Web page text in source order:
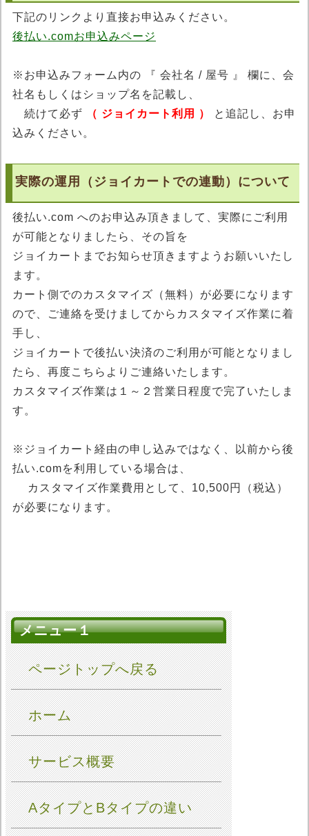
下記のリンクより直接お申込みください。
後払い.comお申込みページ
※お申込みフォーム内の 『 会社名 / 屋号 』 欄に、会
社名もしくはショップ名を記載し、
続けて必ず （ ジョイカート利用 ）
と追記し、お申
込みください。
実際の運用（ジョイカートでの連動）について
後払い.com へのお申込み頂きまして、実際にご利用
が可能となりましたら、その旨を
ジョイカートまでお知らせ頂きますようお願いいたし
ます。
カート側でのカスタマイズ（無料）が必要になります
ので、ご連絡を受けましてからカスタマイズ作業に着
手し、
ジョイカートで後払い決済のご利用が可能となりまし
たら、再度こちらよりご連絡いたします。
カスタマイズ作業は１～２営業日程度で完了いたしま
す。
※ジョイカート経由の申し込みではなく、以前から後
払い.comを利用している場合は、
カスタマイズ作業費用として、10,500円（税込）
が必要になります。
メニュー１
ページトップへ戻る
ホーム
サービス概要
AタイプとBタイプの違い